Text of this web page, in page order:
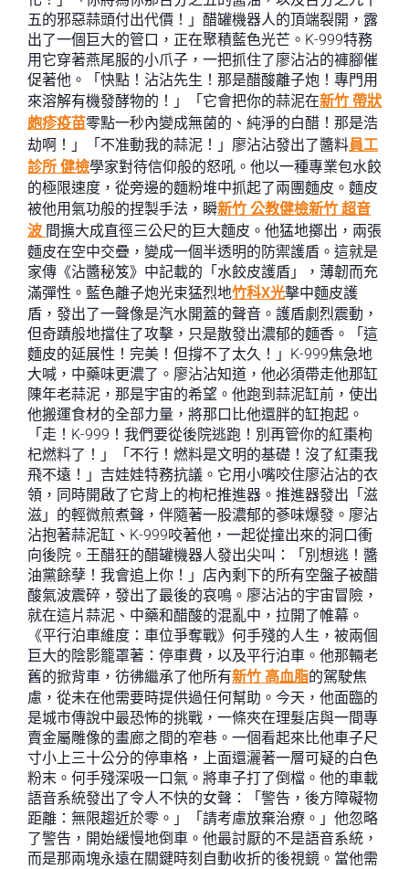
五的邪惡蒜頭付出代價！」醋罐機器人的頂端裂開，露
出了一個巨大的管口，正在聚積藍色光芒。K-999特務
用它穿著燕尾服的小爪子，一把抓住了廖沾沾的褲腳催
促著他。「快點！沾沾先生！那是醋酸離子炮！專門用
來溶解有機發酵物的！」「它會把你的蒜泥在新竹 帶狀
皰疹疫苗零點一秒內變成無菌的、純淨的白醋！那是浩
劫啊！」「不准動我的蒜泥！」廖沾沾發出了醬料員工
診所 健檢學家對待信仰般的怒吼。他以一種專業包水餃
的極限速度，從旁邊的麵粉堆中抓起了兩團麵皮。麵皮
被他用氣功般的捏製手法，瞬新竹 公教健檢新竹 超音
波 間擴大成直徑三公尺的巨大麵皮。他猛地擲出，兩張
麵皮在空中交疊，變成一個半透明的防禦護盾。這就是
家傳《沾醬秘笈》中記載的「水餃皮護盾」，薄韌而充
滿彈性。藍色離子炮光束猛烈地竹科X光擊中麵皮護
盾，發出了一聲像是汽水開蓋的聲音。護盾劇烈震動，
但奇蹟般地擋住了攻擊，只是散發出濃郁的麵香。「這
麵皮的延展性！完美！但撐不了太久！」K-999焦急地
大喊，中藥味更濃了。廖沾沾知道，他必須帶走他那缸
陳年老蒜泥，那是宇宙的希望。他跑到蒜泥缸前，使出
他搬運食材的全部力量，將那口比他還胖的缸抱起。
「走！K-999！我們要從後院逃跑！別再管你的紅棗枸
杞燃料了！」「不行！燃料是文明的基礎！沒了紅棗我
飛不遠！」吉娃娃特務抗議。它用小嘴咬住廖沾沾的衣
領，同時開啟了它背上的枸杞推進器。推進器發出「滋
滋」的輕微煎煮聲，伴隨著一股濃郁的蔘味爆發。廖沾
沾抱著蒜泥缸、K-999咬著他，一起從撞出來的洞口衝
向後院。王醋狂的醋罐機器人發出尖叫：「別想逃！醬
油黨餘孽！我會追上你！」店內剩下的所有空盤子被醋
酸氣波震碎，發出了最後的哀鳴。廖沾沾的宇宙冒險，
就在這片蒜泥、中藥和醋酸的混亂中，拉開了帷幕。
《平行泊車維度：車位爭奪戰》何手殘的人生，被兩個
巨大的陰影籠罩著：停車費，以及平行泊車。他那輛老
舊的掀背車，彷彿繼承了他所有新竹 高血脂的駕駛焦
慮，從未在他需要時提供過任何幫助。今天，他面臨的
是城市傳說中最恐怖的挑戰，一條夾在理髮店與一間專
賣金屬雕像的畫廊之間的窄巷。一個看起來比他車子尺
寸小上三十公分的停車格，上面還灑著一層可疑的白色
粉末。何手殘深吸一口氣。將車子打了倒檔。他的車載
語音系統發出了令人不快的女聲：「警告，後方障礙物
距離：無限趨近於零。」「請考慮放棄治療。」他忽略
了警告，開始緩慢地倒車。他最討厭的不是語音系統，
而是那兩塊永遠在關鍵時刻自動收折的後視鏡。當他需